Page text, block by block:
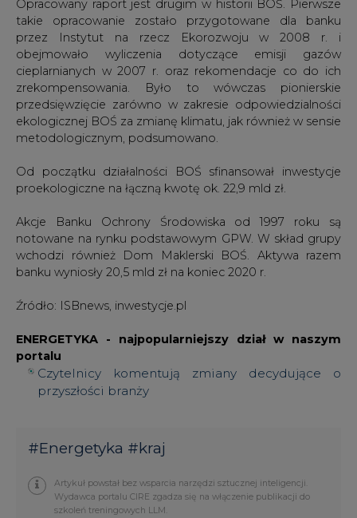
Opracowany raport jest drugim w historii BOŚ. Pierwsze
takie opracowanie zostało przygotowane dla banku
przez Instytut na rzecz Ekorozwoju w 2008 r. i
obejmowało wyliczenia dotyczące emisji gazów
cieplarnianych w 2007 r. oraz rekomendacje co do ich
zrekompensowania. Było to wówczas pionierskie
przedsięwzięcie zarówno w zakresie odpowiedzialności
ekologicznej BOŚ za zmianę klimatu, jak również w sensie
metodologicznym, podsumowano.
Od początku działalności BOŚ sfinansował inwestycje
proekologiczne na łączną kwotę ok. 22,9 mld zł.
Akcje Banku Ochrony Środowiska od 1997 roku są
notowane na rynku podstawowym GPW. W skład grupy
wchodzi również Dom Maklerski BOŚ. Aktywa razem
banku wyniosły 20,5 mld zł na koniec 2020 r.
Źródło: ISBnews, inwestycje.pl
ENERGETYKA - najpopularniejszy dział w naszym
portalu
Czytelnicy komentują zmiany decydujące o
przyszłości branży
#Energetyka #kraj
Artykuł powstał bez wsparcia narzędzi sztucznej inteligencji.
Wydawca portalu CIRE zgadza się na włączenie publikacji do
szkoleń treningowych LLM.